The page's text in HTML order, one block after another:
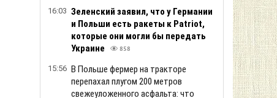
16:03 Зеленский заяв ил, что у Германии
и Польши есть ракеты к Patriot,
которые они могли бы передать
Украине
858
15:56 В Польше фермер на тракторе
перепахал плугом 200 метров
свежеуложенного асфальта: что